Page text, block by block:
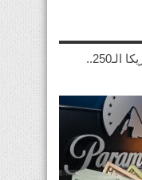
ترامب يهدد بإلغاء حفلات عيد أمريكا الـ250..